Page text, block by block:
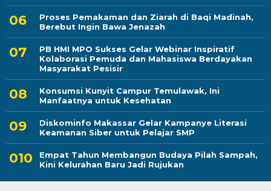
Proses Pemakaman dan Ziarah di Baqi Madinah,
Berebut Ingin Bawa Jenazah
PB HMI MPO Sukses Gelar Webinar Inspiratif
Kolaborasi Pemuda dan Mahasiswa Berdayakan
Masyarakat Pesisir
Konsumsi Kunyit Campur Temulawak, Ini
Manfaatnya untuk Kesehatan
Diskominfo Makassar Gelar Kampanye Literasi
Keamanan Siber untuk Pelajar SMP
Empat Tahun Membangun Budaya Pilah Sampah,
Kini Kelurahan Baru Jadi Rujukan